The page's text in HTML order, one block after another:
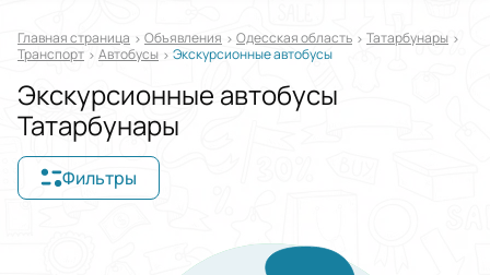
Главная страница Oбъявления Одесская область
Татарбунары
Транспорт
Автобусы Экскурсионные автобусы
Экскурсионные автобусы
Татарбунары
Фильтры